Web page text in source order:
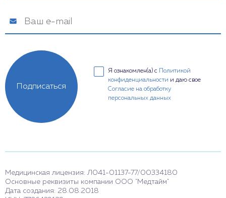
Я ознакомлен(а) с
Политикой
конфиденциальности и даю свое
Согласие на обработку
персональных данных
Подписаться
Медицинская лицензия: Л041-01137-77/00334180
Основные реквизиты компании ООО "Медтайм"
Дата создания: 28.08.2018